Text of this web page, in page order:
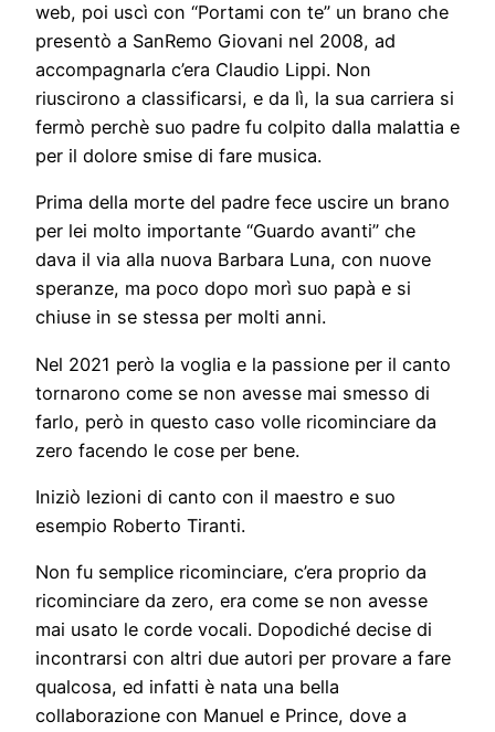
web, poi uscì con “Portami con te” un brano che
presentò a SanRemo Giovani nel 2008, ad
accompagnarla c’era Claudio Lippi. Non
riuscirono a classificarsi, e da lì, la sua carriera si
fermò perchè suo padre fu colpito dalla malattia e
per il dolore smise di fare musica.
Prima della morte del padre fece uscire un brano
per lei molto importante “Guardo avanti” che
dava il via alla nuova Barbara Luna, con nuove
speranze, ma poco dopo morì suo papà e si
chiuse in se stessa per molti anni.
Nel 2021 però la voglia e la passione per il canto
tornarono come se non avesse mai smesso di
farlo, però in questo caso volle ricominciare da
zero facendo le cose per bene.
Iniziò lezioni di canto con il maestro e suo
esempio Roberto Tiranti.
Non fu semplice ricominciare, c’era proprio da
ricominciare da zero, era come se non avesse
mai usato le corde vocali. Dopodiché decise di
incontrarsi con altri due autori per provare a fare
qualcosa, ed infatti è nata una bella
collaborazione con Manuel e Prince, dove a